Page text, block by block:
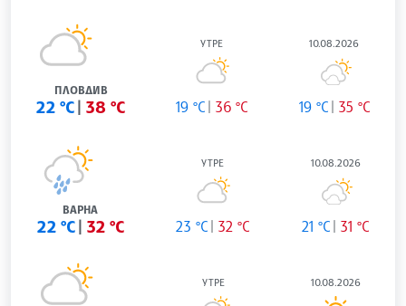
ПЛОВДИВ
22 °C 38 °C
УТРЕ
19 °C 36 °C
10.08.2026
19 °C 35 °C
ВАРНА
22 °C 32 °C
УТРЕ
23 °C 32 °C
10.08.2026
21 °C 31 °C
УТРЕ 10.08.2026